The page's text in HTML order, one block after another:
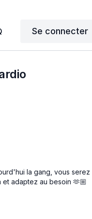
Se connecter
la gang, vous
adaptez au besoin 🫶🏼